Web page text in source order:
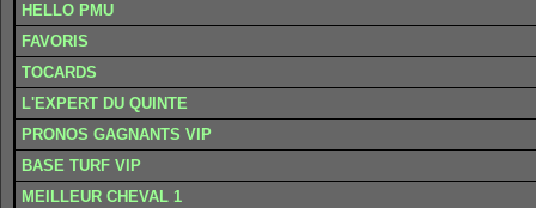
HELLO PMU
FAVORIS
TOCARDS
L'EXPERT DU QUINTE
PRONOS GAGNANTS VIP
BASE TURF VIP
MEILLEUR CHEVAL 1